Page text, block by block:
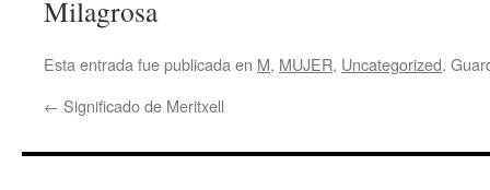
Milagrosa
Esta entrada fue publicada en M, MUJER, Uncategorized.
← Significado de Meritxell